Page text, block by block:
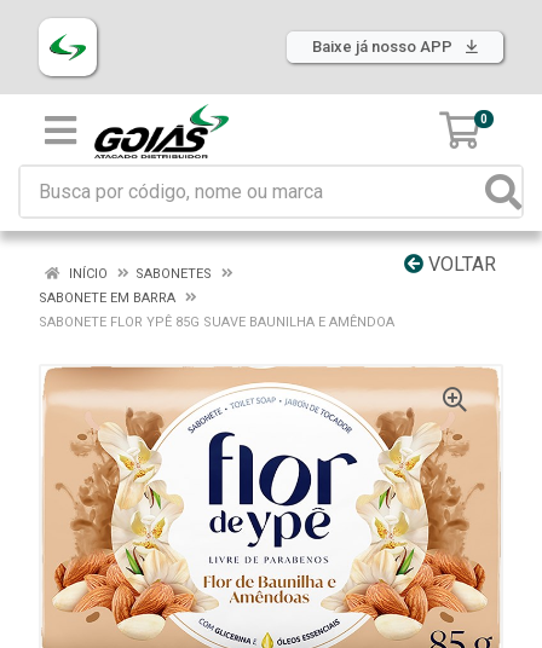
Baixe já nosso APP
0
VOLTAR
INÍCIO
SABONETES
SABONETE EM BARRA
SABONETE FLOR YPÊ 85G SUAVE BAUNILHA E AMÊNDOA